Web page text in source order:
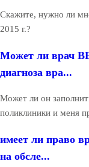
Скажите, нужно ли
2015 г.?
Может ли врач
диагноза вра...
Может ли он
поликлиники и меня
имеет ли право
на обсле...